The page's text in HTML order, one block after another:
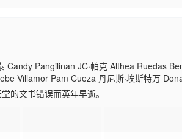
Candy Pangilinan JC·帕克 Althea Ruedas
Villamor Pam Cueza 丹尼斯·埃斯特万
·卡里略 Kedebon Colim
的文书错误而英年早逝。